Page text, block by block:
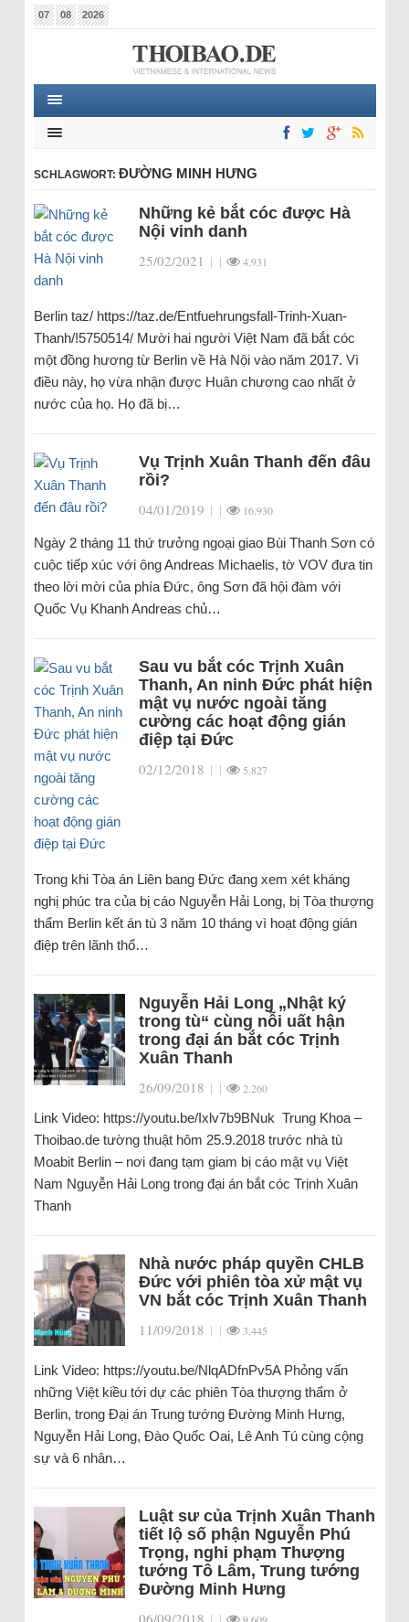
07 08 2026
SCHLAGWORT: ĐƯỜNG MINH HƯNG
Những kẻ bắt cóc được Hà
Nội vinh danh
25/02/2021 | | 4.931
Berlin taz/ https://taz.de/Entfuehrungsfall-Trinh-Xuan-
Thanh/!5750514/ Mười hai người Việt Nam đã bắt cóc
một đồng hương từ Berlin về Hà Nội vào năm 2017. Vì
điều này, họ vừa nhận được Huân chương cao nhất ở
nước của họ. Họ đã bị…
Vụ Trịnh Xuân Thanh đến đâu
rồi?
04/01/2019 | | 16.930
Ngày 2 tháng 11 thứ trưởng ngoại giao Bùi Thanh Sơn có
cuộc tiếp xúc với ông Andreas Michaelis, tờ VOV đưa tin
theo lời mời của phía Đức, ông Sơn đã hội đàm với
Quốc Vụ Khanh Andreas chủ…
Sau vu bắt cóc Trịnh Xuân
Thanh, An ninh Đức phát hiện
mật vụ nước ngoài tăng
cường các hoạt động gián
điệp tại Đức
02/12/2018 | | 5.827
Trong khi Tòa án Liên bang Đức đang xem xét kháng
nghị phúc tra của bị cáo Nguyễn Hải Long, bị Tòa thượng
thẩm Berlin kết án tù 3 năm 10 tháng vì hoạt động gián
điệp trên lãnh thổ…
Nguyễn Hải Long „Nhật ký
trong tù“ cùng nỗi uất hận
trong đại án bắt cóc Trịnh
Xuân Thanh
26/09/2018 | | 2.260
Link Video: https://youtu.be/Ixlv7b9BNuk Trung Khoa –
Thoibao.de tường thuật hôm 25.9.2018 trước nhà tù
Moabit Berlin – nơi đang tạm giam bị cáo mật vụ Việt
Nam Nguyễn Hải Long trong đại án bắt cóc Trịnh Xuân
Thanh
Nhà nước pháp quyền CHLB
Đức với phiên tòa xử mật vụ
VN bắt cóc Trịnh Xuân Thanh
11/09/2018 | | 3.445
Link Video: https://youtu.be/NlqADfnPv5A Phỏng vấn
những Việt kiều tới dự các phiên Tòa thượng thẩm ở
Berlin, trong Đại án Trung tướng Đường Minh Hưng,
Nguyễn Hải Long, Đào Quốc Oai, Lê Anh Tú cùng cộng
sự và 6 nhân…
Luật sư của Trịnh Xuân Thanh
tiết lộ số phận Nguyễn Phú
Trọng, nghi phạm Thượng
tướng Tô Lâm, Trung tướng
Đường Minh Hưng
06/09/2018 | |